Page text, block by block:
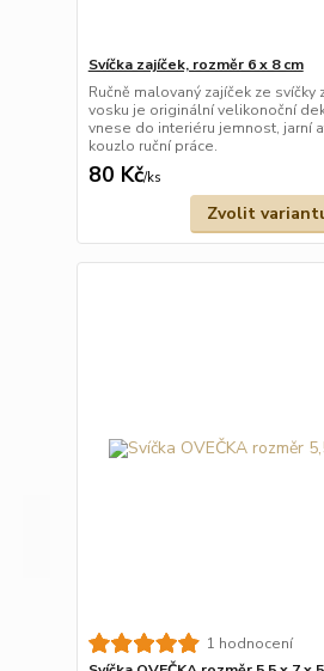
Svíčka zajíček, rozměr 6 x 8 cm
Ručně malovaný zajíček ze svíčky
vosku je originální velikonoční
vnese do interiéru jemnost, jarní
kouzlo ruční práce.
80 Kč/ks
Zvolit
1 hodnocení